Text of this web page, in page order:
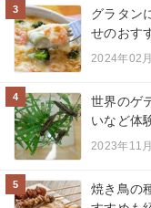
3
グラタン
せのおす
2024年02
4
世界のゲ
いなど体
2023年11
5
焼き鳥の